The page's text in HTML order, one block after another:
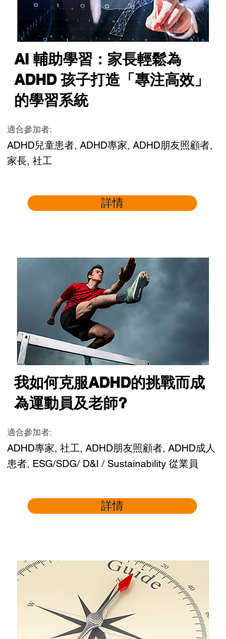
AI 輔助學習：家長輕鬆為
ADHD 孩子打造「專注高效」
的學習系統
適合參加者:
ADHD兒童患者, ADHD專家, ADHD朋友照顧者,
家長, 社工
詳情
我如何克服ADHD的挑戰而成
為運動員及老師?
適合參加者:
ADHD專家, 社工, ADHD朋友照顧者, ADHD成人
患者, ESG/SDG/ D&I / Sustainability 從業員
詳情